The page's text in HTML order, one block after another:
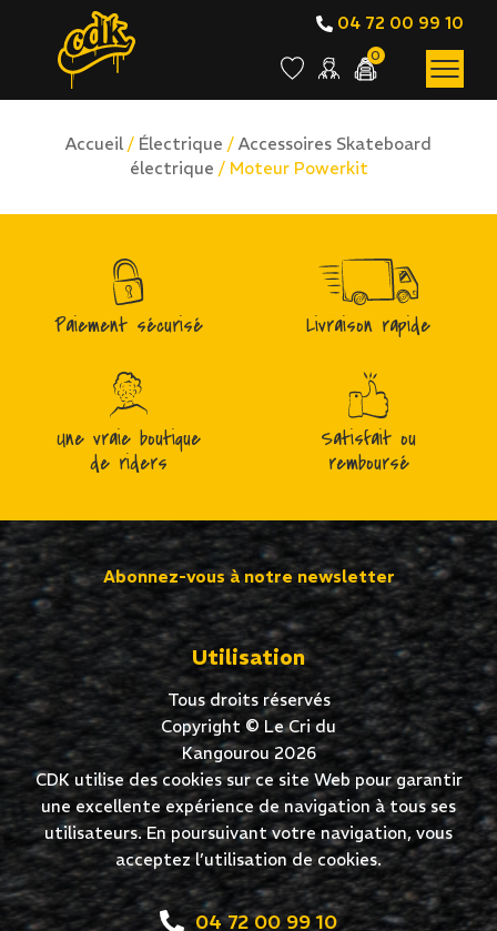
04 72 00 99 10
0
Accueil / Électrique / Accessoires Skateboard
électrique / Moteur Powerkit
Paiement sécurisé Livraison rapide
Une vraie boutique
de riders
Satisfait ou
remboursé
Abonnez-vous à notre newsletter
Utilisation
Tous droits réservés
Copyright © Le Cri du
Kangourou 2026
CDK utilise des cookies sur ce site Web pour garantir
une excellente expérience de navigation à tous ses
utilisateurs. En poursuivant votre navigation, vous
acceptez l’utilisation de cookies.
04 72 00 99 10